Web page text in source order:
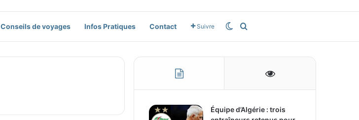
Conseils de voyages Infos Pratiques Contact Suivre Switch skin
Équipe d’Algérie : trois